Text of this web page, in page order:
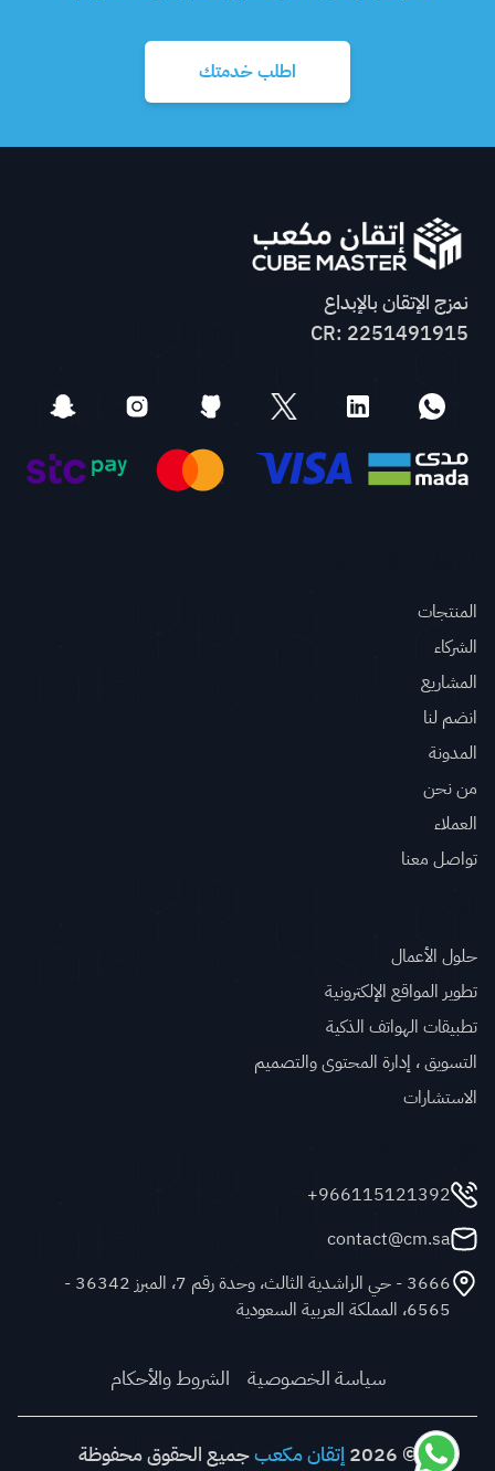
اطلب خدمتك
نمزج الإتقان بالإبداع
CR: 2251491915
المنتجات
الشركاء
المشاريع
انضم لنا
المدونة
من نحن
العملاء
تواصل معنا
حلول الأعمال
تطوير المواقع الإلكترونية
تطبيقات الهواتف الذكية
التسويق ، إدارة المحتوى والتصميم
الاستشارات
966115121392+
contact@cm.sa
3666 - حي الراشدية الثالث، وحدة رقم 7، المبرز 36342 -
6565، المملكة العربية السعودية
سياسة الخصوصية الشروط والأحكام
© 2026 إتقان مكعبجميع الحقوق محفوظة